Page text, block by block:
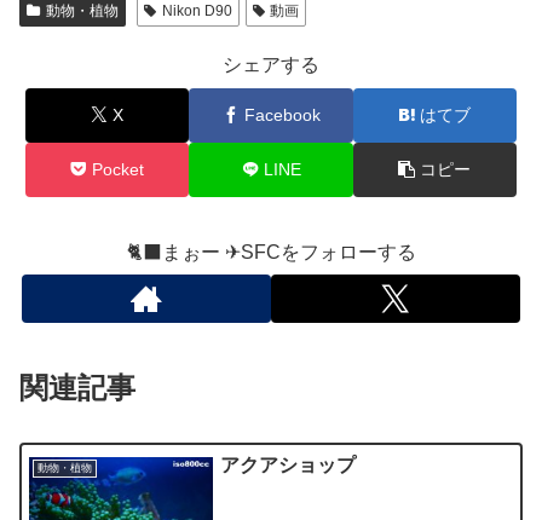
動物・植物 Nikon D90 動画
シェアする
X Facebook はてブ
Pocket LINE コピー
🐈‍⬛まぉー ✈︎SFCをフォローする
関連記事
動物・植物 アクアショップ